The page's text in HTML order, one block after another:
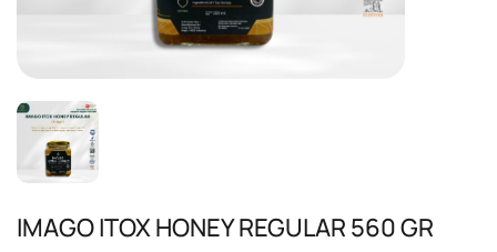
IMAGO ITOX HONEY REGULAR 560 GR